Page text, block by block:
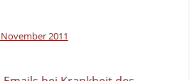
November 2011